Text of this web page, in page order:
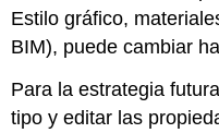
Estilo gráfico,
BIM), puede cambiar
Para la estrategia
tipo y editar las